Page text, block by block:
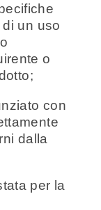
un uso
o
con
dalla
per la